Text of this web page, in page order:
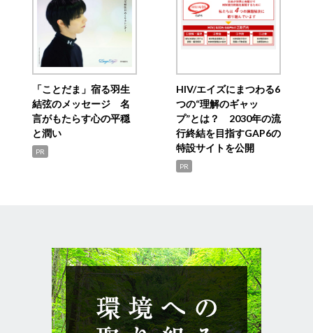
「ことだま」宿る羽生
結弦のメッセージ 名
言がもたらす心の平穏
と潤い
PR
HIV/エイズにまつわる6
つの“理解のギャッ
プ”とは？ 2030年の流
行終結を目指すGAP6の
特設サイトを公開
PR